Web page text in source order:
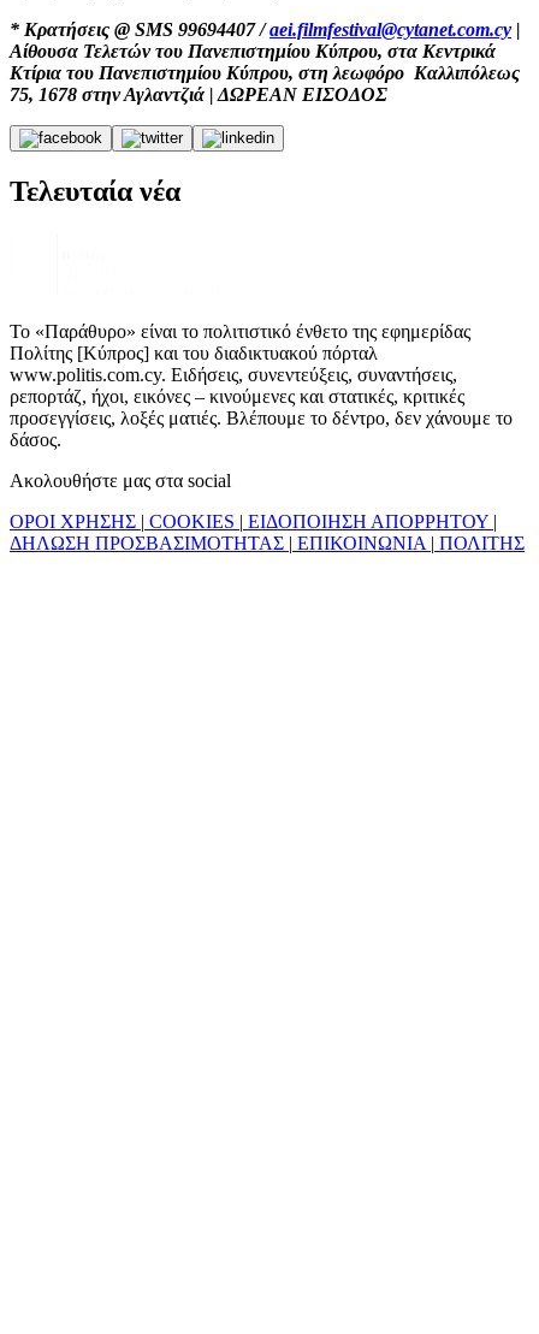
* Κρατήσεις @ SMS 99694407 /aei.filmfestival@cytanet.com.cy |
Αίθουσα Τελετών του Πανεπιστημίου Κύπρου, στα Κεντρικά
Κτίρια του Πανεπιστημίου Κύπρου, στη λεωφόρο Καλλιπόλεως
75, 1678 στην Αγλαντζιά | ΔΩΡΕΑΝ ΕΙΣΟΔΟΣ
Τελευταία νέα
Το «Παράθυρο» είναι το πολιτιστικό ένθετο της εφημερίδας
Πολίτης [Κύπρος] και του διαδικτυακού πόρταλ
www.politis.com.cy. Ειδήσεις, συνεντεύξεις, συναντήσεις,
ρεπορτάζ, ήχοι, εικόνες – κινούμενες και στατικές, κριτικές
προσεγγίσεις, λοξές ματιές. Βλέπουμε το δέντρο, δεν χάνουμε το
δάσος.
Ακολουθήστε μας στα social
ΟΡΟΙ ΧΡΗΣΗΣ | COOKIES | ΕΙΔΟΠΟΙΗΣΗ ΑΠΟΡΡΗΤΟΥ |
ΔΗΛΩΣΗ ΠΡΟΣΒΑΣΙΜΟΤΗΤΑΣ | ΕΠΙΚΟΙΝΩΝΙΑ | ΠΟΛΙΤΗΣ